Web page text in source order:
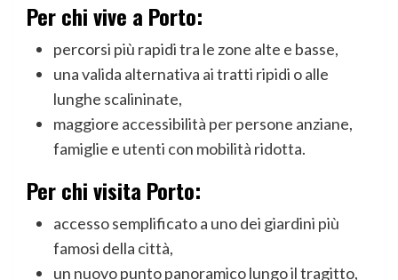
Per chi vive a Porto:
percorsi più rapidi tra le zone alte e basse,
una valida alternativa ai tratti ripidi o alle
lunghe scalininate,
maggiore accessibilità per persone anziane,
famiglie e utenti con mobilità ridotta.
Per chi visita Porto:
accesso semplificato a uno dei giardini più
famosi della città,
un nuovo punto panoramico lungo il tragitto,